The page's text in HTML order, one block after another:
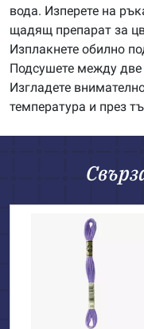
вода. Изперете на
щадящ препарат за
Изплакнете обилно
Подсушете между две
Изгладете
температура и през